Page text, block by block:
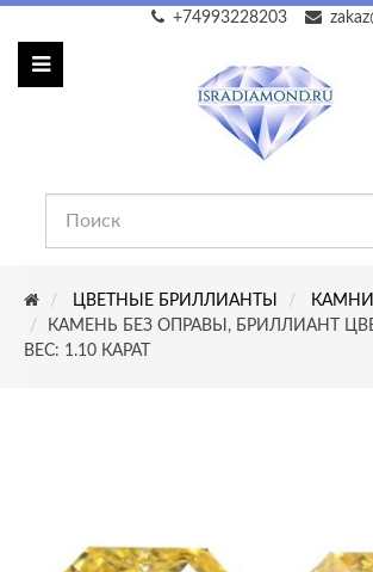
+74993228203
ЦВЕТНЫЕ БРИЛЛИАНТЫ
КАМНИ
КАМЕНЬ БЕЗ ОПРАВЫ, БРИЛЛИАНТ
ВЕС: 1.10 КАРАТ